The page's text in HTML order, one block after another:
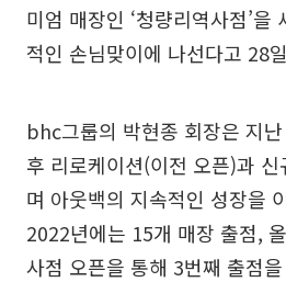
미엄 매장인 ‘청량리역사점’을
적인 손님맞이에 나선다고 28
bhc그룹의 박현종 회장은 지
후 리로케이션(이전 오픈)과
며 아웃백의 지속적인 성장을
2022년에는 15개 매장 출점,
사점 오픈을 통해 3번째 출점